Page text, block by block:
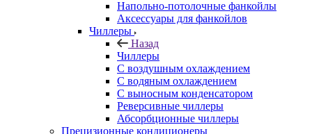
Напольно-потолочные фанкойлы
Аксессуары для фанкойлов
Чиллеры
Назад
Чиллеры
С воздушным охлаждением
С водяным охлаждением
С выносным конденсатором
Реверсивные чиллеры
Абсорбционные чиллеры
Прецизионные кондиционеры